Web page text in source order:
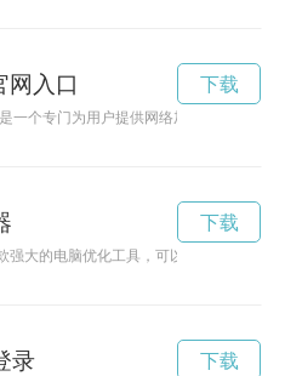
网入口
一个专门为用户提供网络加速服务的平
下载
强大的电脑优化工具，可以帮助用户提高
下载
录 下载